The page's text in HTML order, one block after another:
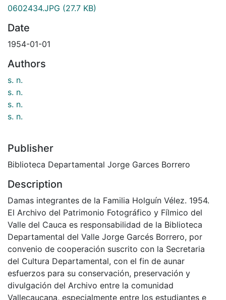
0602434.JPG (27.7 KB)
Date
1954-01-01
Authors
s. n.
s. n.
s. n.
s. n.
Publisher
Biblioteca Departamental Jorge Garces Borrero
Description
Damas integrantes de la Familia Holguín Vélez. 1954.
El Archivo del Patrimonio Fotográfico y Fílmico del
Valle del Cauca es responsabilidad de la Biblioteca
Departamental del Valle Jorge Garcés Borrero, por
convenio de cooperación suscrito con la Secretaria
del Cultura Departamental, con el fin de aunar
esfuerzos para su conservación, preservación y
divulgación del Archivo entre la comunidad
Vallecaucana, especialmente entre los estudiantes e